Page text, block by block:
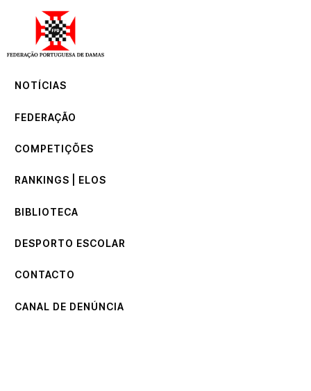
NOTÍCIAS
FEDERAÇÃO
COMPETIÇÕES
RANKINGS | ELOS
BIBLIOTECA
DESPORTO ESCOLAR
CONTACTO
CANAL DE DENÚNCIA